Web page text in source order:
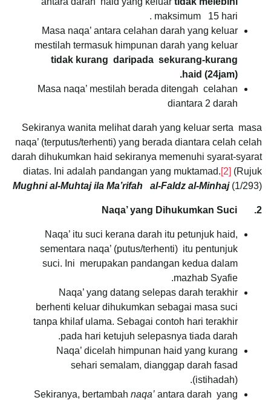
maksimum 15 hari.
Masa naqa’ antara celahan darah yang keluar
mestilah termasuk himpunan darah yang keluar
tidak kurang daripada sekurang-kurang
haid (24jam).
Masa naqa’ mestilah berada ditengah celahan
diantara 2 darah
Sekiranya wanita melihat darah yang keluar serta masa
naqa’ (terputus/terhenti) yang berada diantara celah celah
darah dihukumkan haid sekiranya memenuhi syarat-syarat
diatas. Ini adalah pandangan yang muktamad.[2] (Rujuk
Mughni al-Muhtaj ila Ma’rifah
al-Faldz al-Minhaj (1/293)
2. Naqa’ yang Dihukumkan Suci
Naqa’ itu suci kerana darah itu petunjuk haid,
sementara naqa’ (putus/terhenti) itu pentunjuk
suci. Ini merupakan pandangan kedua dalam
mazhab Syafie.
Naqa’ yang datang selepas darah terakhir
berhenti keluar dihukumkan sebagai masa suci
tanpa khilaf ulama. Sebagai contoh hari terakhir
pada hari ketujuh selepasnya tiada darah.
Naqa’ dicelah himpunan haid yang kurang
sehari semalam, dianggap darah fasad
(istihadah).
Sekiranya, bertambah naqa’ antara darah yang